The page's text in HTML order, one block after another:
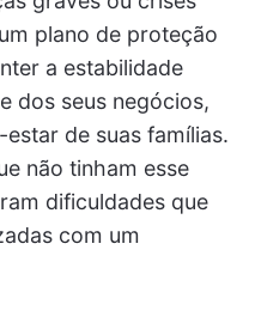
plano de proteção
a estabilidade
dos seus negócios,
de suas famílias.
não tinham esse
dificuldades que
com um